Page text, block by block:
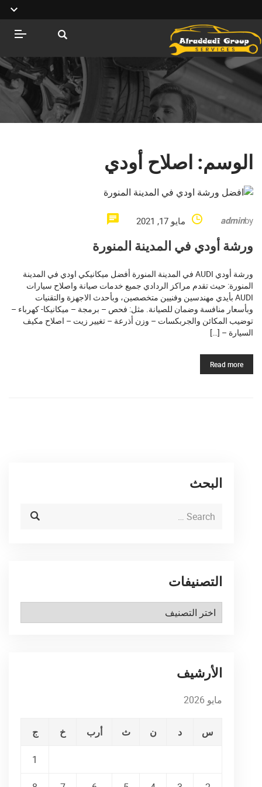
الوسم: اصلاح أودي
by
admin مايو 17, 2021
ورشة أودي في المدينة المنورة
ورشة أودي AUDI في المدينة المنورة أفضل ميكانيكي اودي في المدينة
المنورة: حيث تقدم مراكز الردادي جميع خدمات صيانة واصلاح سيارات
AUDI بأيدي مهندسين وفنيين متخصصين، وبأحدث الاجهزة والتقنيات
وبأسعار منافسة وضمان للصيانة. مثل: فحص – برمجة – ميكانيكا- كهرباء –
توضيب المكائن والجربكسات – وزن أذرعة – تغيير زيت – اصلاح مكيف
السيارة – […]
Read more
البحث
التصنيفات
التصنيفات
الأرشيف
مايو 2026
س د ن ث أرب خ ج
1